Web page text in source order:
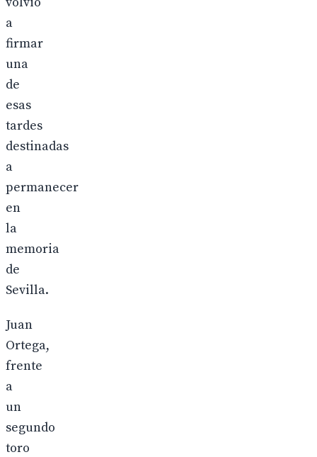
a
firmar
una
de
esas
tardes
destinadas
a
permanecer
en
la
memoria
de
Sevilla.
Juan
Ortega,
frente
a
un
segundo
toro